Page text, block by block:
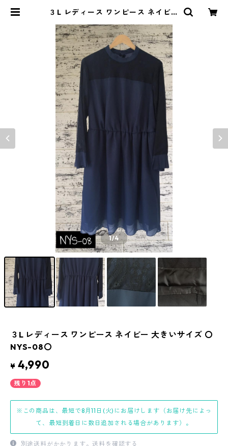
３L レディース ワンピース ネイビー
CK PRODUCE
1/4
３L レディース ワンピース ネイビー 大きいサイズ 〇
NYS-08〇
¥ 4,990
残り1点
※この商品は、最短で8月11日(火)にお届けします（お届け先によっ
て、最短到着日に数日追加される場合があります）。
別途送料がかかります。送料を確認する